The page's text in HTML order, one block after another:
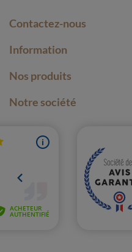
Contactez-nous
Information
Nos produits
Notre société